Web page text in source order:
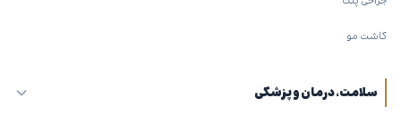
کاشت مو
سلامت، درمان و پزشکی